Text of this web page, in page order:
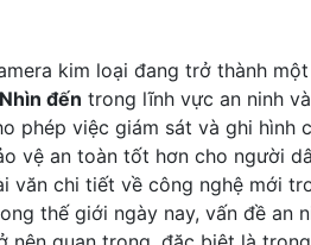
kim loại đang trở thành
Nhìn đến trong lĩnh vực an ninh
phép việc giám sát và ghi hình
vệ an toàn tốt hơn cho người
văn chi tiết về công nghệ mới
thế giới ngày nay, vấn đề an